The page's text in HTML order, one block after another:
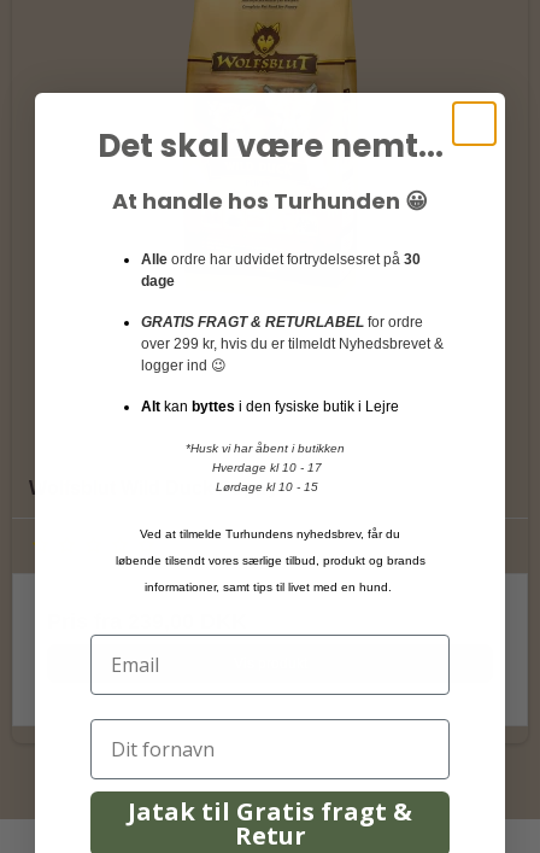
Wolfsblut Wild Duck Puppy
Det skal være nemt...
At handle hos Turhunden 😀
Alle ordre har udvidet fortrydelsesret på 30
dage
GRATIS FRAGT & RETURLABEL for ordre
over 299 kr, hvis du er tilmeldt Nyhedsbrevet &
logger ind 😉
Alt kan byttes i den fysiske butik i Lejre
*Husk vi har åbent i butikken
Hverdage kl 10 - 17
Lørdage kl 10 - 15
Ved at tilmelde Turhundens nyhedsbrev, får du
løbende tilsendt vores særlige tilbud, produkt og brands
informationer, samt tips til livet med en hund.
Jatak til Gratis fragt &
Retur